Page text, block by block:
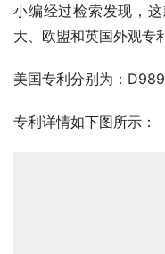
小编经过检索发现，
大、欧盟和英国外观专
美国专利分别为：
专利详情如下图所示：